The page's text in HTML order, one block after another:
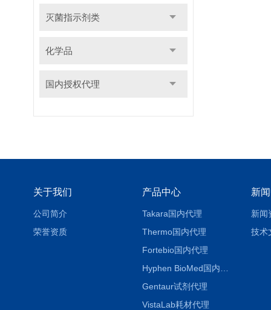
灭菌指示剂类
化学品
国内授权代理
关于我们
公司简介
荣誉资质
产品中心
Takara国内代理
Thermo国内代理
Fortebio国内代理
Gentaur试剂代理
VistaLab耗材代理
新
新闻
技术